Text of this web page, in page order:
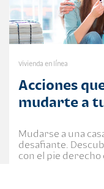
Vivienda en línea
Acciones
mudarte a
Mudarse a una
desafiante.
con el pie derecho